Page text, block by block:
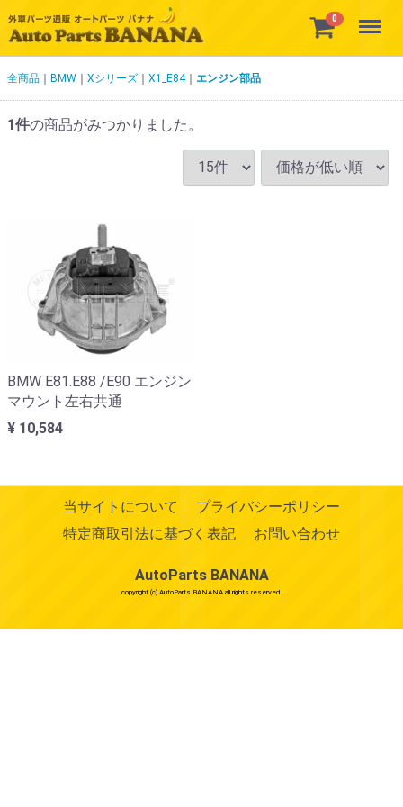
0 Menu
全商品 BMW Xシリーズ X1_E84 エンジン部品
1件の商品がみつかりました。
BMW E81.E88 /E90 エンジン
マウント左右共通
¥ 10,584
当サイトについて
プライバシーポリシー
特定商取引法に基づく表記
お問い合わせ
AutoParts BANANA
copyright (c) AutoParts BANANA all rights reserved.